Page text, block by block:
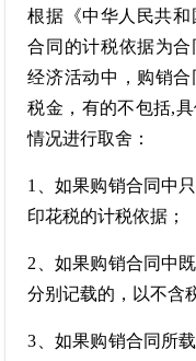
根据《中华人民共
合同的计税依据为
经济活动中，购销
税金，有的不包括,
情况进行取舍：
1、如果购销合同中
印花税的计税依据；
2、如果购销合同中
分别记载的，以不含
3、如果购销合同所